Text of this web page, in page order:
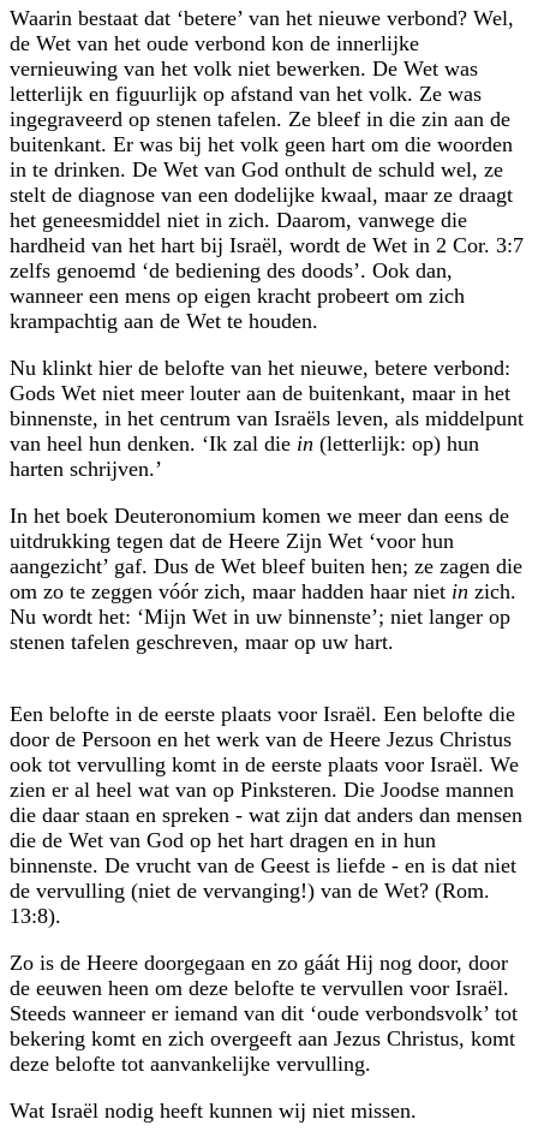
Waarin bestaat dat ‘betere’ van het nieuwe verbond? Wel,
de Wet van het oude verbond kon de innerlijke
vernieuwing van het volk niet bewerken. De Wet was
letterlijk en figuurlijk op afstand van het volk. Ze was
ingegraveerd op stenen tafelen. Ze bleef in die zin aan de
buitenkant. Er was bij het volk geen hart om die woorden
in te drinken. De Wet van God onthult de schuld wel, ze
stelt de diagnose van een dodelijke kwaal, maar ze draagt
het geneesmiddel niet in zich. Daarom, vanwege die
hardheid van het hart bij Israël, wordt de Wet in 2 Cor. 3:7
zelfs genoemd ‘de bediening des doods’. Ook dan,
wanneer een mens op eigen kracht probeert om zich
krampachtig aan de Wet te houden.
Nu klinkt hier de belofte van het nieuwe, betere verbond:
Gods Wet niet meer louter aan de buitenkant, maar in het
binnenste, in het centrum van Israëls leven, als middelpunt
van heel hun denken. ‘Ik zal die in (letterlijk: op) hun
harten schrijven.’
In het boek Deuteronomium komen we meer dan eens de
uitdrukking tegen dat de Heere Zijn Wet ‘voor hun
aangezicht’ gaf. Dus de Wet bleef buiten hen; ze zagen die
om zo te zeggen vóór zich, maar hadden haar niet in zich.
Nu wordt het: ‘Mijn Wet in uw binnenste’; niet langer op
stenen tafelen geschreven, maar op uw hart.
Een belofte in de eerste plaats voor Israël. Een belofte die
door de Persoon en het werk van de Heere Jezus Christus
ook tot vervulling komt in de eerste plaats voor Israël. We
zien er al heel wat van op Pinksteren. Die Joodse mannen
die daar staan en spreken - wat zijn dat anders dan mensen
die de Wet van God op het hart dragen en in hun
binnenste. De vrucht van de Geest is liefde - en is dat niet
de vervulling (niet de vervanging!) van de Wet? (Rom.
13:8).
Zo is de Heere doorgegaan en zo gáát Hij nog door, door
de eeuwen heen om deze belofte te vervullen voor Israël.
Steeds wanneer er iemand van dit ‘oude verbondsvolk’ tot
bekering komt en zich overgeeft aan Jezus Christus, komt
deze belofte tot aanvankelijke vervulling.
Wat Israël nodig heeft kunnen wij niet missen.